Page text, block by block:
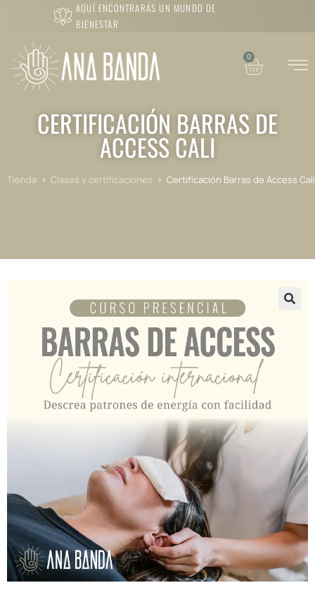
AQUÍ ENCONTRARÁS UN MUNDO DE
BIENESTAR
0
CERTIFICACIÓN BARRAS DE
ACCESS CALI
Tienda > Clases y certificaciones > Certificación Barras de Access Cali